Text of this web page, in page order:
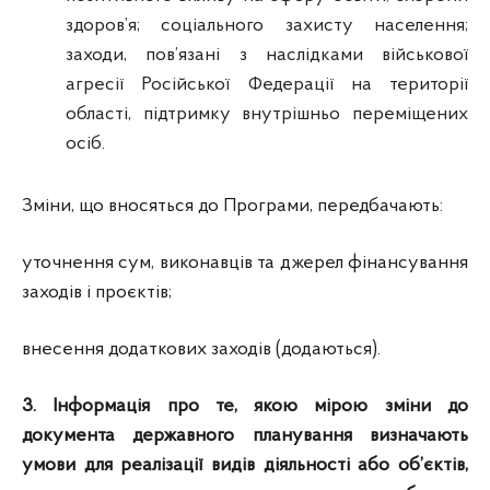
здоров’я; соціального захисту населення;
заходи, пов’язані з наслідками військової
агресії Російської Федерації на території
області, підтримку внутрішньо переміщених
осіб.
Зміни, що вносяться до Програми, передбачають:
уточнення сум, виконавців та джерел фінансування
заходів і проєктів;
внесення додаткових заходів (додаються).
3. Інформація про те, якою мірою зміни до
документа державного планування визначають
умови для реалізації видів діяльності або об’єктів,